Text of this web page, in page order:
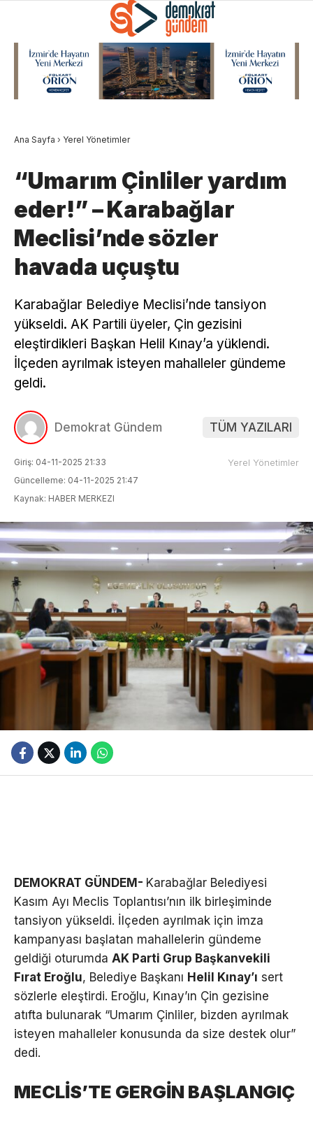
Ana Sayfa › Yerel Yönetimler
“Umarım Çinliler yardım
eder!” – Karabağlar
Meclisi’nde sözler
havada uçuştu
Karabağlar Belediye Meclisi’nde tansiyon
yükseldi. AK Partili üyeler, Çin gezisini
eleştirdikleri Başkan Helil Kınay’a yüklendi.
İlçeden ayrılmak isteyen mahalleler gündeme
geldi.
Demokrat Gündem TÜM YAZILARI
Giriş: 04-11-2025 21:33
Güncelleme: 04-11-2025 21:47
Kaynak: HABER MERKEZI
Yerel Yönetimler
DEMOKRAT GÜNDEM- Karabağlar Belediyesi
Kasım Ayı Meclis Toplantısı’nın ilk birleşiminde
tansiyon yükseldi. İlçeden ayrılmak için imza
kampanyası başlatan mahallelerin gündeme
geldiği oturumda AK Parti Grup Başkanvekili
Fırat Eroğlu, Belediye Başkanı Helil Kınay’ı sert
sözlerle eleştirdi. Eroğlu, Kınay’ın Çin gezisine
atıfta bulunarak “Umarım Çinliler, bizden ayrılmak
isteyen mahalleler konusunda da size destek olur”
dedi.
MECLİS’TE GERGİN BAŞLANGIÇ